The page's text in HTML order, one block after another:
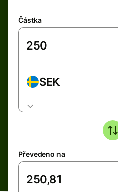
Částka
SEK
Převedeno na